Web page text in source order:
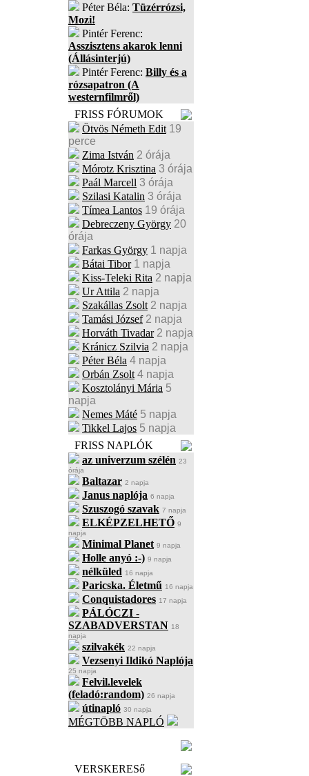
Péter Béla: Tüzérrózsi,
Mozi!
Pintér Ferenc:
Asszisztens akarok lenni
(Állásinterjú)
Pintér Ferenc: Billy és a
rózsapatron (A
westernfilmről)
FRISS FÓRUMOK
Ötvös Németh Edit 19
perce
Zima István 2 órája
Mórotz Krisztina 3 órája
Paál Marcell 3 órája
Szilasi Katalin 3 órája
Tímea Lantos 19 órája
Debreczeny György 20
órája
Farkas György 1 napja
Bátai Tibor 1 napja
Kiss-Teleki Rita 2 napja
Ur Attila 2 napja
Szakállas Zsolt 2 napja
Tamási József 2 napja
Horváth Tivadar 2 napja
Kránicz Szilvia 2 napja
Péter Béla 4 napja
Orbán Zsolt 4 napja
Kosztolányi Mária 5
napja
Nemes Máté 5 napja
Tikkel Lajos 5 napja
FRISS NAPLÓK
az univerzum szélén 23
órája
Baltazar 2 napja
Janus naplója 6 napja
Szuszogó szavak 7 napja
ELKÉPZELHETŐ 9
napja
Minimal Planet 9 napja
Holle anyó :-) 9 napja
nélküled 16 napja
Paricska. Életmű 16 napja
Conquistadores 17 napja
PÁLÓCZI -
SZABADVERSTAN 18
napja
szilvakék 22 napja
Vezsenyi Ildikó Naplója
25 napja
Felvil.levelek
(feladó:random) 26 napja
útinapló 30 napja
MÉGTÖBB NAPLÓ
VERSKERESő